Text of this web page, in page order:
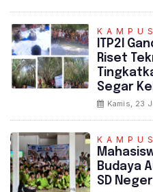
KAMPUS
ITP2I
Riset
Segar
Kamis, 23
KAMPUS
Budaya
SD